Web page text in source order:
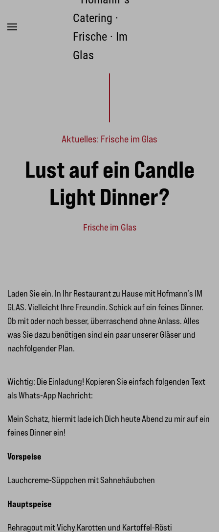
Zum Hauptinhalt springen
Aktuelles: Frische im Glas
Lust auf ein Candle
Light Dinner?
Frische im Glas
Laden Sie ein. In Ihr Restaurant zu Hause mit Hofmann’s IM
GLAS. Vielleicht Ihre Freundin. Schick auf ein feines Dinner.
Ob mit oder noch besser, überraschend ohne Anlass. Alles
was Sie dazu benötigen sind ein paar unserer Gläser und
nachfolgender Plan.
Wichtig: Die Einladung! Kopieren Sie einfach folgenden Text
als Whats-App Nachricht:
Mein Schatz, hiermit lade ich Dich heute Abend zu mir auf ein
feines Dinner ein!
Vorspeise
Lauchcreme-Süppchen mit Sahnehäubchen
Hauptspeise
Rehragout mit Vichy Karotten und Kartoffel-Rösti